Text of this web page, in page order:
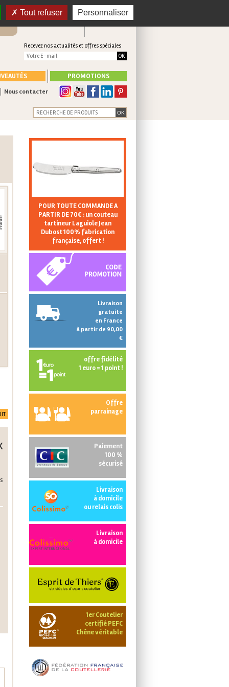
CONNEXION
CRÉER UN COMPTE
Mon panier
Recevez nos actualités et offres spéciales
PROMOTIONS
Nous contacter
POUR TOUTE COMMANDE A
PARTIR DE 70€ : un couteau
tartineur Laguiole Jean
Dubost 100% fabrication
française, offert !
Livraison
gratuite
en France
à partir de 90,00
€
offre fidélité
1 euro = 1 point !
Offre
parrainage
Paiement
100 %
sécurisé
Livraison
à domicile
ou relais colis
Livraison
à domicile
1er Coutelier
certifié PEFC
Chêne véritable
Tout refuser Personnaliser